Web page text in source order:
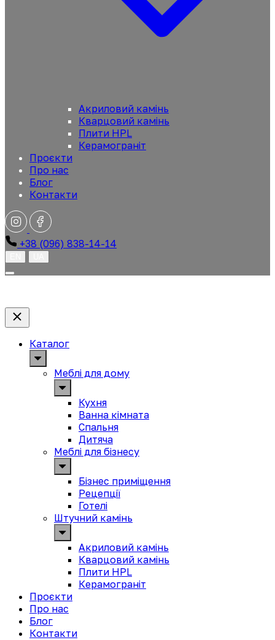
Акриловий камінь
Кварцовий камінь
Плити HPL
Керамограніт
Проєкти
Про нас
Блог
Контакти
+38 (096) 838-14-14
Каталог
Меблі для дому
Кухня
Ванна кімната
Спальня
Дитяча
Меблі для бізнесу
Бізнес приміщення
Рецепції
Готелі
Штучний камінь
Акриловий камінь
Кварцовий камінь
Плити HPL
Керамограніт
Проєкти
Про нас
Блог
Контакти